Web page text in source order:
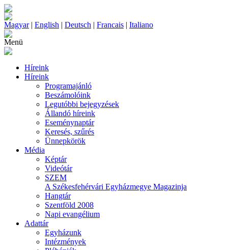
Magyar| English | Deutsch | Francais | Italiano
Menü
Híreink
Híreink
Programajánló
Beszámolóink
Legutóbbi bejegyzések
Állandó híreink
Eseménynaptár
Keresés, szűrés
Ünnepkörök
Média
Képtár
Videótár
SZEM
A Székesfehérvári Egyházmegye Magazinja
Hangtár
Szentföld 2008
Napi evangélium
Adattár
Egyházunk
Intézmények